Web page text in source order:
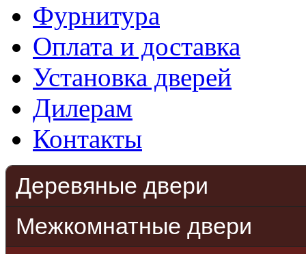
Фурнитура
Оплата и доставка
Установка дверей
Дилерам
Контакты
Деревяные двери
Межкомнатные двери